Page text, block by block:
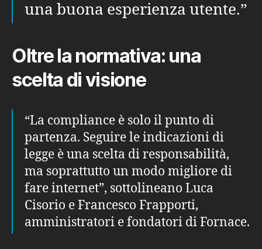
una buona esperienza utente.”
Oltre la normativa: una
scelta di visione
“La compliance è solo il punto di
partenza. Seguire le indicazioni di
legge è una scelta di responsabilità,
ma soprattutto un modo migliore di
fare internet”, sottolineano Luca
Cisorio e Francesco Frapporti,
amministratori e fondatori di Fornace.